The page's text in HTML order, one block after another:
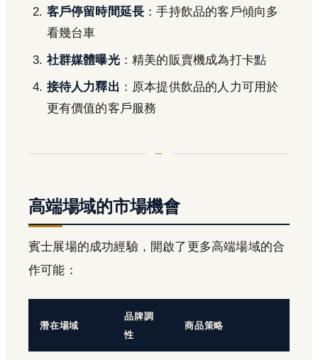
客戶停留時間延長 ：手持飲品的客戶傾向多
看幾台車
社群媒體曝光：精美的販賣機成為打卡點
接待人力釋出 ：原本提供飲品的人力可用於
更有價值的客戶服務
高端場域的市場機會
賓士展場的成功經驗，開啟了更多高端場域的合
作可能：
潛在場域
品牌調
性
商品策略